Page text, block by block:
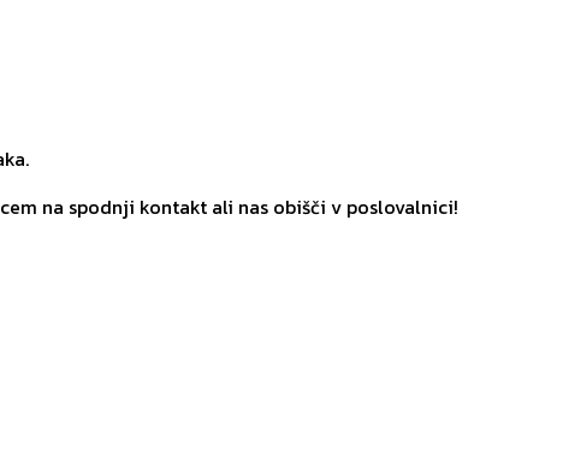
na spodnji kontakt ali nas obišči v poslovalnici!